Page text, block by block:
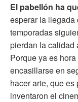
El pabellón ha
esperar la llegada
temporadas
pierdan la calidad
Porque ya es
encasillarse en
hacer arte, que es
inventaron el